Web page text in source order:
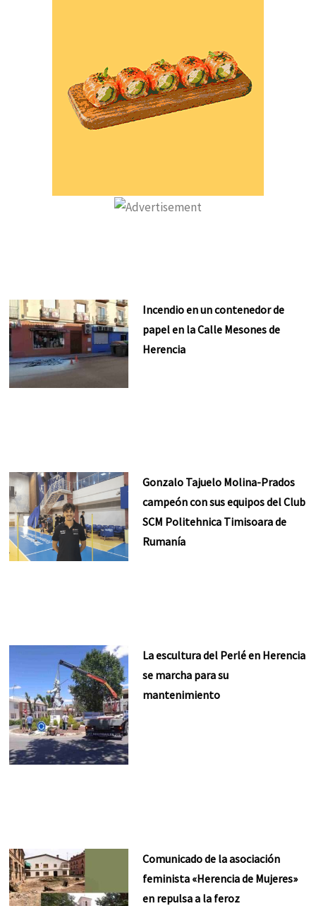
Incendio en un contenedor de
papel en la Calle Mesones de
Herencia
Gonzalo Tajuelo Molina-Prados
campeón con sus equipos del Club
SCM Politehnica Timisoara de
Rumanía
La escultura del Perlé en Herencia
se marcha para su
mantenimiento
Comunicado de la asociación
feminista «Herencia de Mujeres»
en repulsa a la feroz